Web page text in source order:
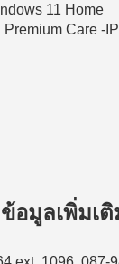
11 Home
Premium Care -
อมูลเพิ่มเ